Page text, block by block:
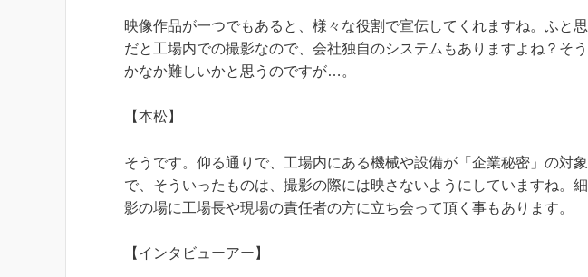
映像作品が一つでもあると、様々な役割で宣伝してくれますね。ふと
だと工場内での撮影なので、会社独自のシステムもありますよね？そ
かなか難しいかと思うのですが…。
【本松】
そうです。仰る通りで、工場内にある機械や設備が「企業秘密」の対
で、そういったものは、撮影の際には映さないようにしていますね。
影の場に工場長や現場の責任者の方に立ち会って頂く事もあります。
【インタビューアー】